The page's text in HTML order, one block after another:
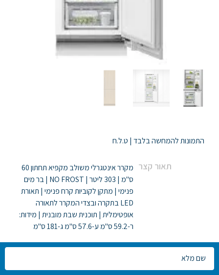
התמונות להמחשה בלבד | ט.ל.ח
תאור קצר
מקרר אינטגרלי משולב מקפיא תחתון 60
ס"מ | 303 ליטר | NO FROST | בר מים
פנימי | מתקן לקוביות קרח פנימי | תאורת
LED בתקרה ובצדי המקרר לתאורה
אופטימלית | תוכנית שבת מובנית | מידות:
ר-59.2 ס"מ ע-57.6 ס"מ ג-181 ס"מ